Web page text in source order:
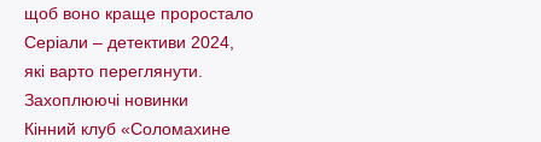
щоб воно краще проростало
Серіали – детективи 2024,
які варто пеpеглянути.
Захоплюючі новинки
Кінний клуб «Соломахине